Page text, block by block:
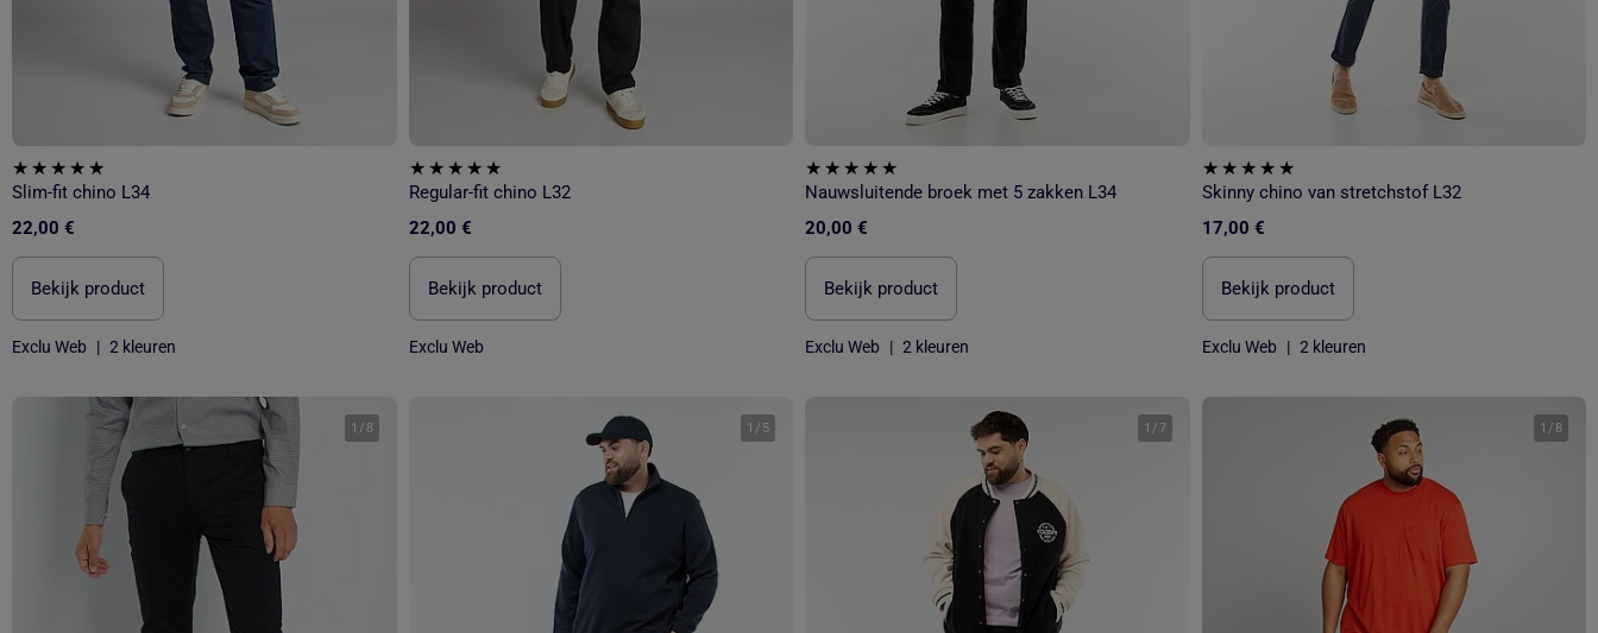
Slim-fit chino L34
22,00 €
Bekijk product
Exclu Web | 2 kleuren
Regular-fit chino L32
22,00 €
Bekijk product
Exclu Web
Nauwsluitende broek met 5 zakken L34
20,00 €
Bekijk product
Exclu Web | 2 kleuren
Skinny chino van stretchstof L32
17,00 €
Bekijk product
Exclu Web | 2 kleuren
1 / 8 1 / 5 1 / 7 1 / 8